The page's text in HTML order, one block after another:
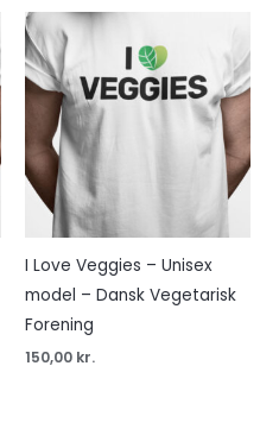
I Love Veggies – Unisex
model – Dansk Vegetarisk
Forening
150,00 kr.